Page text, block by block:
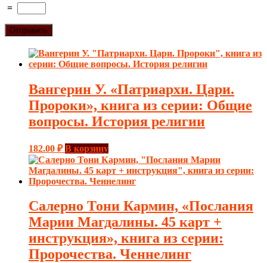
=
Вангерин У. «Патриархи. Цари.
Пророки», книга из серии: Общие
вопросы. История религии
182.00 ₽ В корзину
Салерно Тони Кармин, «Послания
Марии Магдалины. 45 карт +
инструкция», книга из серии:
Пророчества. Ченнелинг